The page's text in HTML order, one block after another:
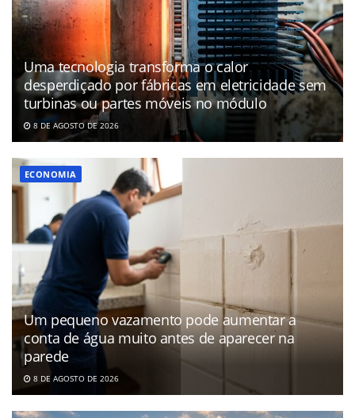
Uma tecnologia transforma o calor
desperdiçado por fábricas em eletricidade sem
turbinas ou partes móveis no módulo
8 DE AGOSTO DE 2026
ECONOMIA
Um pequeno vazamento pode aumentar a
conta de água muito antes de aparecer na
parede
8 DE AGOSTO DE 2026